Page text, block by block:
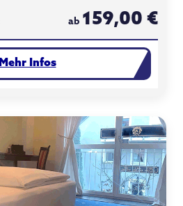
ab 159,00 €
Mehr Infos